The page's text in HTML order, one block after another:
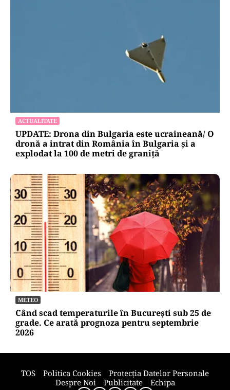
ACTUALITATE
UPDATE: Drona din Bulgaria este ucraineană/ O
dronă a intrat din România în Bulgaria şi a
explodat la 100 de metri de graniţă
METEO
Când scad temperaturile în București sub 25 de
grade. Ce arată prognoza pentru septembrie
2026
TOS Politica Cookies
Protecția Datelor Personale
Despre Noi
Publicitate Echipa